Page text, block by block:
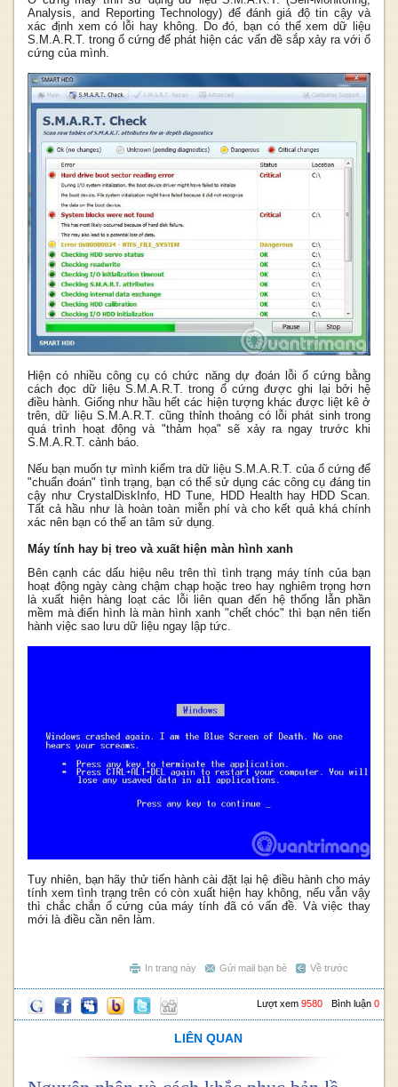
Analysis, and Reporting Technology) để đánh giá độ tin cậy và
xác định xem có lỗi hay không. Do đó, bạn có thể xem dữ liệu
S.M.A.R.T. trong ổ cứng để phát hiện các vấn đề sắp xảy ra với ổ
cứng của mình.
Hiện có nhiều công cụ có chức năng dự đoán lỗi ổ cứng bằng
cách đọc dữ liệu S.M.A.R.T. trong ổ cứng được ghi lại bởi hệ
điều hành. Giống như hầu hết các hiện tượng khác được liệt kê ở
trên, dữ liệu S.M.A.R.T. cũng thỉnh thoảng có lỗi phát sinh trong
quá trình hoạt động và "thảm họa" sẽ xảy ra ngay trước khi
S.M.A.R.T. cảnh báo.
Nếu bạn muốn tự mình kiểm tra dữ liệu S.M.A.R.T. của ổ cứng để
"chuẩn đoán" tình trạng, bạn có thể sử dụng các công cụ đáng tin
cậy như CrystalDiskInfo, HD Tune, HDD Health hay HDD Scan.
Tất cả hầu như là hoàn toàn miễn phí và cho kết quả khá chính
xác nên bạn có thể an tâm sử dụng.
Máy tính hay bị treo và xuất hiện màn hình xanh
Bên cạnh các dấu hiệu nêu trên thì tình trạng máy tính của bạn
hoạt động ngày càng chậm chạp hoặc treo hay nghiêm trọng hơn
là xuất hiện hàng loạt các lỗi liên quan đến hệ thống lẫn phần
mềm mà điển hình là màn hình xanh "chết chóc" thì bạn nên tiến
hành việc sao lưu dữ liệu ngay lập tức.
Tuy nhiên, bạn hãy thử tiến hành cài đặt lại hệ điều hành cho máy
tính xem tình trạng trên có còn xuất hiện hay không, nếu vẫn vậy
thì chắc chắn ổ cứng của máy tính đã có vấn đề. Và việc thay
mới là điều cần nên làm.
Về trước
Gửi mail bạn bè
In trang này
Bình luận 0
Lượt xem 9580
LIÊN QUAN